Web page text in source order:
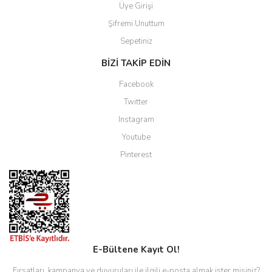
Üye Girişi
Şifremi Unuttum
Sepetiniz
BİZİ TAKİP EDİN
Facebook
Twitter
Instagram
Youtube
Pinterest
E-Bültene Kayıt Ol!